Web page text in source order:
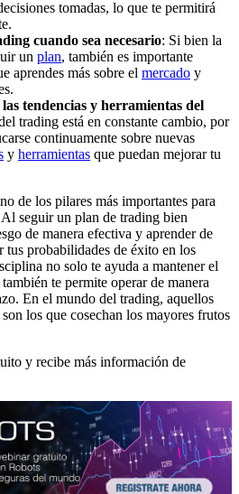
tomadas, lo que te permitirá
cuando sea necesario: Si bien la
un plan, también es importante
aprendes más sobre el mercado y
tendencias y herramientas del
trading está en constante cambio, por
continuamente sobre nuevas
y herramientas que puedan mejorar tu
de los pilares más importantes para
seguir un plan de trading bien
de manera efectiva y aprender de
tus probabilidades de éxito en los
no solo te ayuda a mantener el
te permite operar de manera
En el mundo del trading, aquellos
los que cosechan los mayores frutos
y recibe más información de